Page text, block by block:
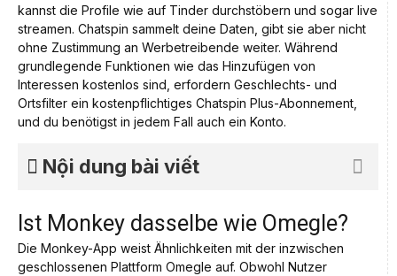
kannst die Profile wie auf Tinder durchstöbern und sogar live
streamen. Chatspin sammelt deine Daten, gibt sie aber nicht
ohne Zustimmung an Werbetreibende weiter. Während
grundlegende Funktionen wie das Hinzufügen von
Interessen kostenlos sind, erfordern Geschlechts- und
Ortsfilter ein kostenpflichtiges Chatspin Plus-Abonnement,
und du benötigst in jedem Fall auch ein Konto.
Nội dung bài viết
Ist Monkey dasselbe wie Omegle?
Die Monkey-App weist Ähnlichkeiten mit der inzwischen
geschlossenen Plattform Omegle auf. Obwohl Nutzer